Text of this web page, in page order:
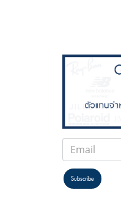
Subscribe